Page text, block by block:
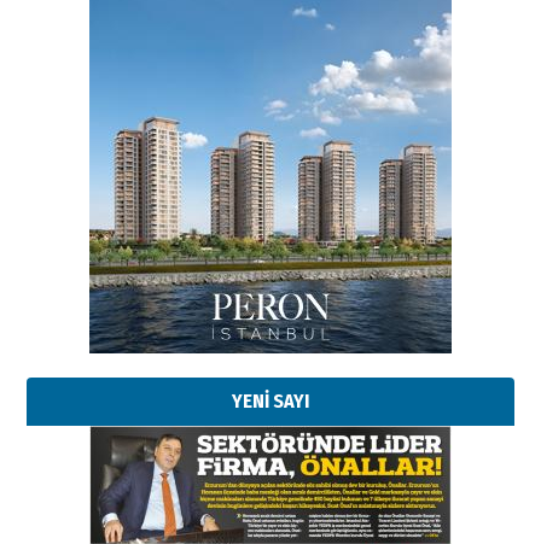
YENİ SAYI
Esat BİNDESEN
TRT’NİN BÖLGEYE AÇILAN SESİ
09 Ağustos 2026 Pazar
Kadir SABUNCUOĞLU
Erzurumspor’un köşe taşları
29 Haziran 2026 Pazartesi
Kenan GÜLERCİ
Murat Şahsuvaroğlu ERKON’da
çıtayı yukarı taşırken,
yönetimdekiler aşağı
çekmemeli!
17 Şubat 2026 SalıOrhan BOZKURT